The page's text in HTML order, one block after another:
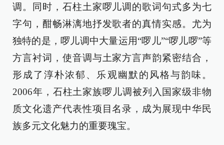
调。同时，石柱土家啰儿调的歌词句式多为七
字句，酣畅淋漓地抒发歌者的真情实感。尤为
独特的是，啰儿调中大量运用“啰儿”“啰儿啰”等
方言衬词，使音调与土家方言声韵紧密结合，
形成了淳朴浓郁、乐观幽默的风格与韵味。
2006年，石柱土家族啰儿调被列入国家级非物
质文化遗产代表性项目名录，成为展现中华民
族多元文化魅力的重要瑰宝。